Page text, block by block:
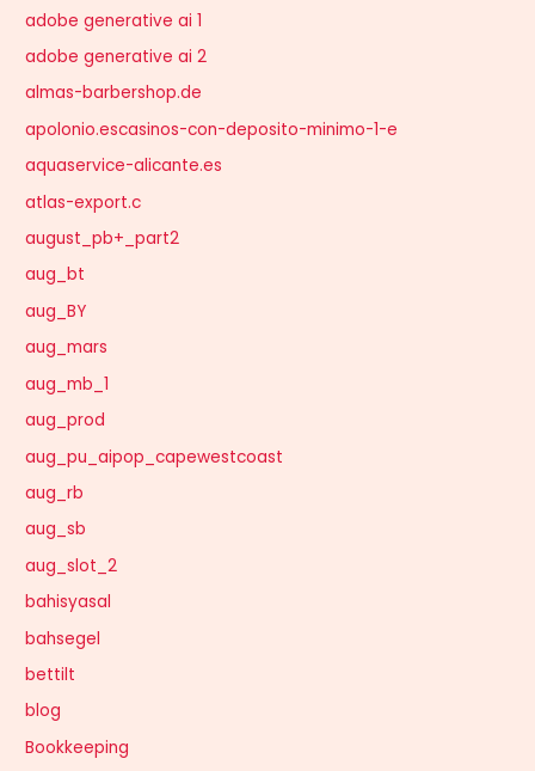
adobe generative ai 1
adobe generative ai 2
almas-barbershop.de
apolonio.escasinos-con-deposito-minimo-1-e
aquaservice-alicante.es
atlas-export.c
august_pb+_part2
aug_bt
aug_BY
aug_mars
aug_mb_1
aug_prod
aug_pu_aipop_capewestcoast
aug_rb
aug_sb
aug_slot_2
bahisyasal
bahsegel
bettilt
blog
Bookkeeping